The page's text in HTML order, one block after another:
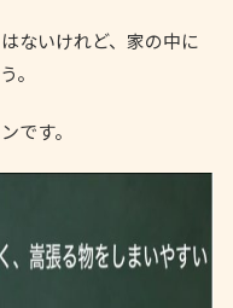
ないけれど、家の中に
。
です。